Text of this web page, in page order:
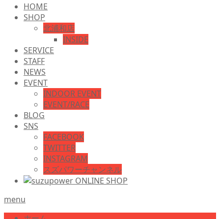
HOME
SHOP
北浦和店
INSIDE
SERVICE
STAFF
NEWS
EVENT
INDOOR EVENT
EVENT/RACE
BLOG
SNS
FACEBOOK
TWITTER
INSTAGRAM
スズパワーチャンネル
menu